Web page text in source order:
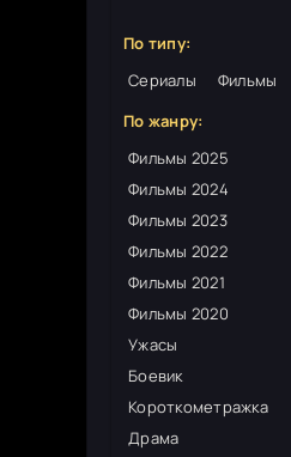
По типу:
Сериалы
Фильмы
По жанру:
Фильмы 2025
Фильмы 2024
Фильмы 2023
Фильмы 2022
Фильмы 2021
Фильмы 2020
Ужасы
Боевик
Короткометражка
Драма